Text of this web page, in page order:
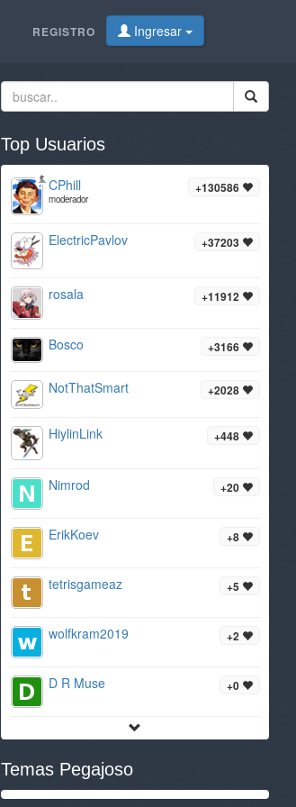
REGISTRO Ingresar
Top Usuarios
+130586
CPhill
moderador
+37203
ElectricPavlov
+11912
rosala
+3166
Bosco
+2028
NotThatSmart
+448
HiylinLink
+20
Nimrod
+8
ErikKoev
+5
tetrisgameaz
+2
wolfkram2019
+0
D R Muse
Temas Pegajoso